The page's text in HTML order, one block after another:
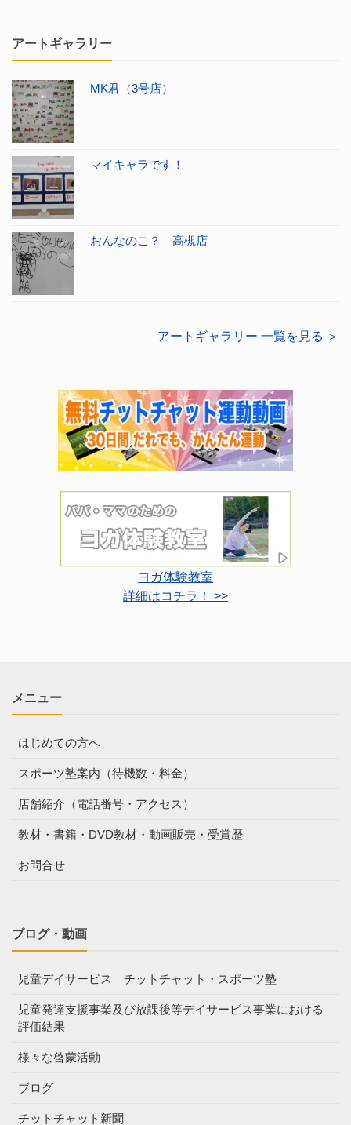
アートギャラリー
MK君（3号店）
マイキャラです！
おんなのこ？ 高槻店
アートギャラリー 一覧を見る ＞
ヨガ体験教室
詳細はコチラ！ >>
メニュー
はじめての方へ
スポーツ塾案内（待機数・料金）
店舗紹介（電話番号・アクセス）
教材・書籍・DVD教材・動画販売・受賞歴
お問合せ
ブログ・動画
児童デイサービス チットチャット・スポーツ塾
児童発達支援事業及び放課後等デイサービス事業における
評価結果
様々な啓蒙活動
ブログ
チットチャット新聞